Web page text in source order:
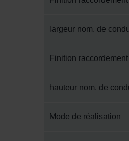
largeur nom. de
Finition raccordement
hauteur nom. de
Mode de réalisation